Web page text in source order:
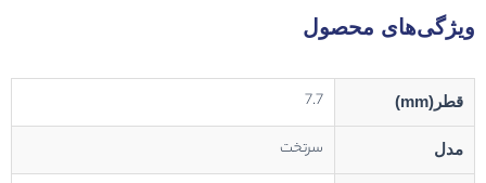
ویژگی‌های محصول
قطر(mm) 7.7
مدل سرتخت